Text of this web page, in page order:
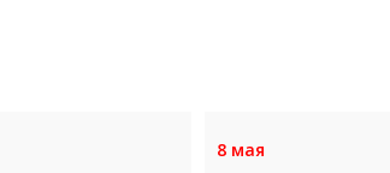
8 мая